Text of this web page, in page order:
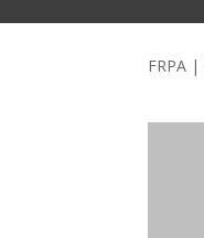
FRPA |